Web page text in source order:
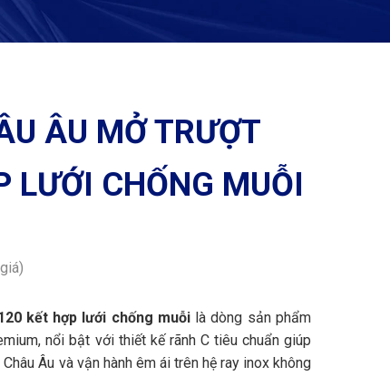
ÂU MỞ TRƯỢT
LƯỚI CHỐNG MUỖI
kết hợp lưới chống muỗilà dòng sản phẩm
nổi bật với thiết kế rãnh C tiêu chuẩn giúp
Âu và vận hành êm ái trên hệ ray inox không